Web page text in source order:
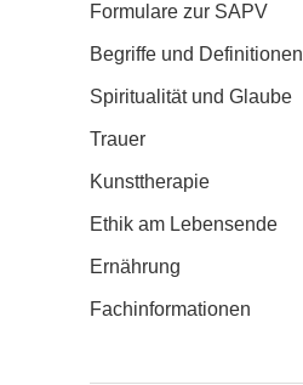
Formulare zur SAPV
Begriffe und Definitionen
Spiritualität und Glaube
Trauer
Kunsttherapie
Ethik am Lebensende
Ernährung
Fachinformationen